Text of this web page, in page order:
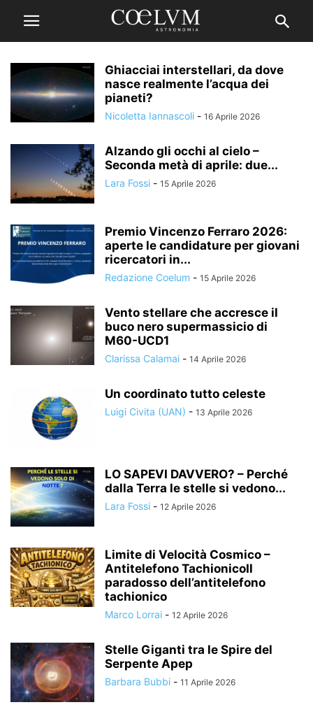
Ghiacciai interstellari, da dove
nasce realmente l’acqua dei
pianeti?
Nicoletta Iannascoli - 16 Aprile 2026
Alzando gli occhi al cielo –
Seconda metà di aprile: due...
Lara Fossi - 15 Aprile 2026
Premio Vincenzo Ferraro 2026:
aperte le candidature per giovani
ricercatori in...
Redazione Coelum - 15 Aprile 2026
Vento stellare che accresce il
buco nero supermassicio di
M60-UCD1
Clarissa Calamai - 14 Aprile 2026
Un coordinato tutto celeste
Luigi Civita (UAN) - 13 Aprile 2026
LO SAPEVI DAVVERO? – Perché
dalla Terra le stelle si vedono...
Lara Fossi - 12 Aprile 2026
Limite di Velocità Cosmico –
Antitelefono TachionicoIl
paradosso dell’antitelefono
tachionico
Marco Lorrai - 12 Aprile 2026
Stelle Giganti tra le Spire del
Serpente Apep
Barbara Bubbi - 11 Aprile 2026